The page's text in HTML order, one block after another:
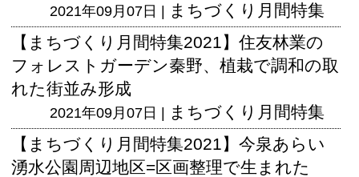
2021年09月07日 |
まちづくり月間特集
【まちづくり月間特集2021】住友林業の
フォレストガーデン秦野、植栽で調和の取
れた街並み形成
2021年09月07日 |
まちづくり月間特集
【まちづくり月間特集2021】今泉あらい
湧水公園周辺地区=区画整理で生まれた